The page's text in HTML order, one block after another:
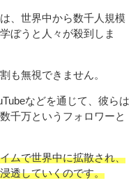
、世界中から数千人規模
ぼうと人々が殺到しま
も無視できません。
などを通じて、彼らは
千万というフォロワーと
ムで世界中に拡散され、
透していくのです。